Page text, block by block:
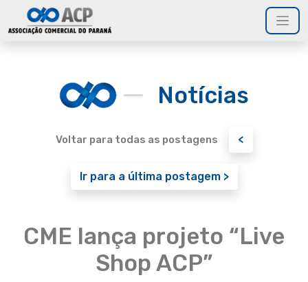
Notícias
Voltar para todas as postagens <
Ir para a última postagem >
CME lança projeto “Live
Shop ACP”